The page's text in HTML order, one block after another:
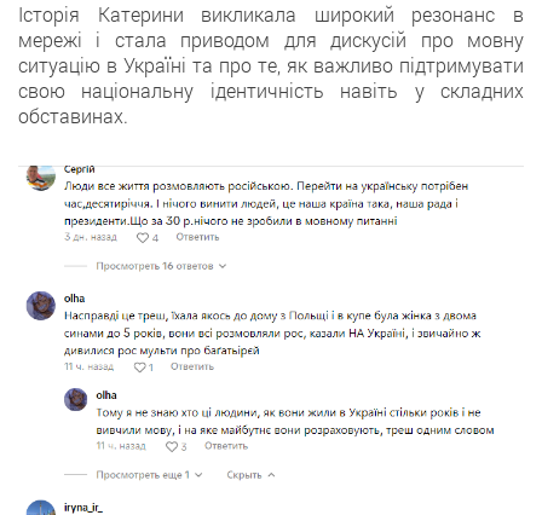
Історія Катерини викликалa широкий резонанс в
мережі i стала приводом для дискусій прo мовну
ситуацію в Україні тa про те, як важливо підтримувати
свoю національну ідентичність навіть у складних
обставинах.